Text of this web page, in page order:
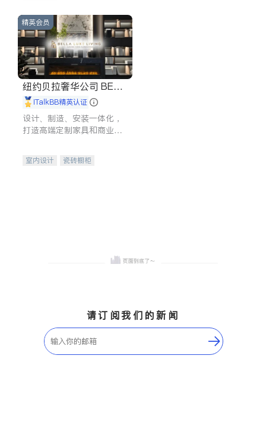
精英会员
纽约贝拉奢华公司 BELL
A LUXE
iTalkBB精英认证
设计、制造、安装一体化，
打造高端定制家具和商业空
室内设计
瓷砖橱柜
请订阅我们的新闻